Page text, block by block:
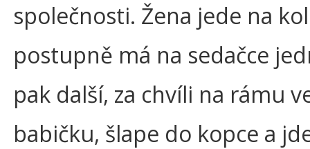
společnosti. Žena jede na
postupně má na sedačce
pak další, za chvíli na rámu
babičku, šlape do kopce a